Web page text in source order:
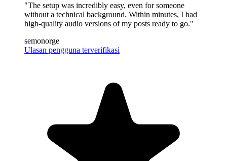
"The setup was incredibly easy, even for someone
without a technical background. Within minutes, I had
high-quality audio versions of my posts ready to go."
semonorge
Ulasan pengguna terverifikasi